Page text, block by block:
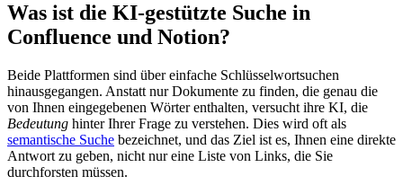
Was ist die KI-gestützte Suche in
Confluence und Notion?
Beide Plattformen sind über einfache Schlüsselwortsuchen
hinausgegangen. Anstatt nur Dokumente zu finden, die genau die
von Ihnen eingegebenen Wörter enthalten, versucht ihre KI, die
Bedeutung hinter Ihrer Frage zu verstehen. Dies wird oft als
semantische Suche bezeichnet, und das Ziel ist es, Ihnen eine direkte
Antwort zu geben, nicht nur eine Liste von Links, die Sie
durchforsten müssen.